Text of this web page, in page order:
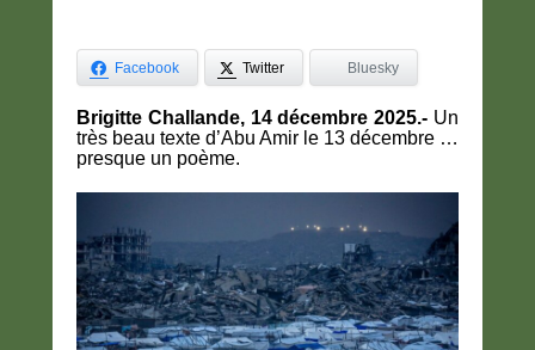
Facebook Twitter Bluesky
Brigitte Challande, 14 décembre 2025.- Un
très beau texte d’Abu Amir le 13 décembre …
presque un poème.